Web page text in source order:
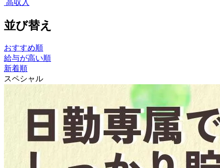
高収入
並び替え
おすすめ順
給与が高い順
新着順
スペシャル